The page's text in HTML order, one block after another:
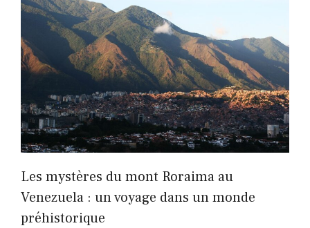
Les mystères du mont Roraima au
Venezuela : un voyage dans un monde
préhistorique